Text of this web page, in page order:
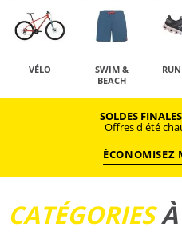
VÉLO
SWIM &
BEACH
SOLDES
Offres d'été
CATÉGORIES